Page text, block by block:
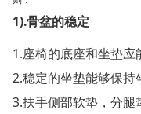
1).骨盆的稳定
1.座椅的底座和坐垫应
2.稳定的坐垫能够保持
3.扶手侧部软垫，分